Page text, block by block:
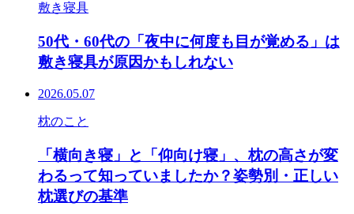
敷き寝具
50代・60代の「夜中に何度も目が覚める」は
敷き寝具が原因かもしれない
2026.05.07
枕のこと
「横向き寝」と「仰向け寝」、枕の高さが変
わるって知っていましたか？姿勢別・正しい
枕選びの基準